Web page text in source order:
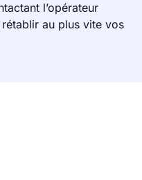
l’opérateur
au plus vite vos